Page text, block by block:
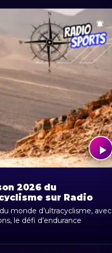
2026 du
sur Radio
monde d’ultracyclisme, avec
le défi d’endurance